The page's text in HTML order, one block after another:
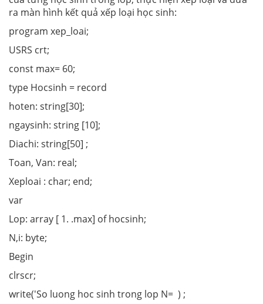
ra màn hình kết quả xếp loại học sinh:
program xep_loai;
USRS crt;
const max= 60;
type Hocsinh = record
hoten: string[30];
ngaysinh: string [10];
Diachi: string[50] ;
Toan, Van: real;
Xeploai : char; end;
var
Lop: array [ 1. .max] of hocsinh;
N,i: byte;
Begin
clrscr;
write('So luong hoc sinh trong lop N= ) ;